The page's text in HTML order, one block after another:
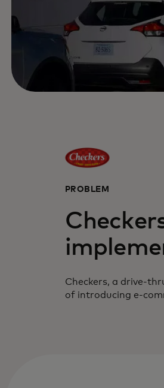
PROBLEM
Checkers, a drive-
of introducing e-